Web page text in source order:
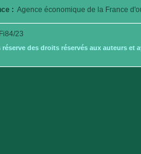
: Agence économique de la France
23
réserve des droits réservés aux auteurs et